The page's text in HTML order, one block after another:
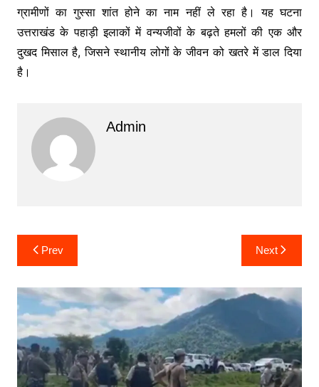
ग्रामीणों का गुस्सा शांत होने का नाम नहीं ले रहा है। यह घटना
उत्तराखंड के पहाड़ी इलाकों में वन्यजीवों के बढ़ते हमलों की एक और
दुखद मिसाल है, जिसने स्थानीय लोगों के जीवन को खतरे में डाल दिया
है।
Admin
Post
navigation
Prev Next